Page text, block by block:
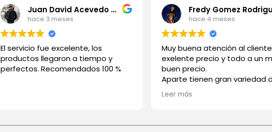
Juan David Acevedo Rios
hace 3 meses
El servicio fue excelente, los
productos llegaron a tiempo y
perfectos. Recomendados 100 %
hace 4 meses
Muy buena atención al
exelente precio y todo a un
buen precio.
Aparte tienen gran variedad
medios de pago
Leer más